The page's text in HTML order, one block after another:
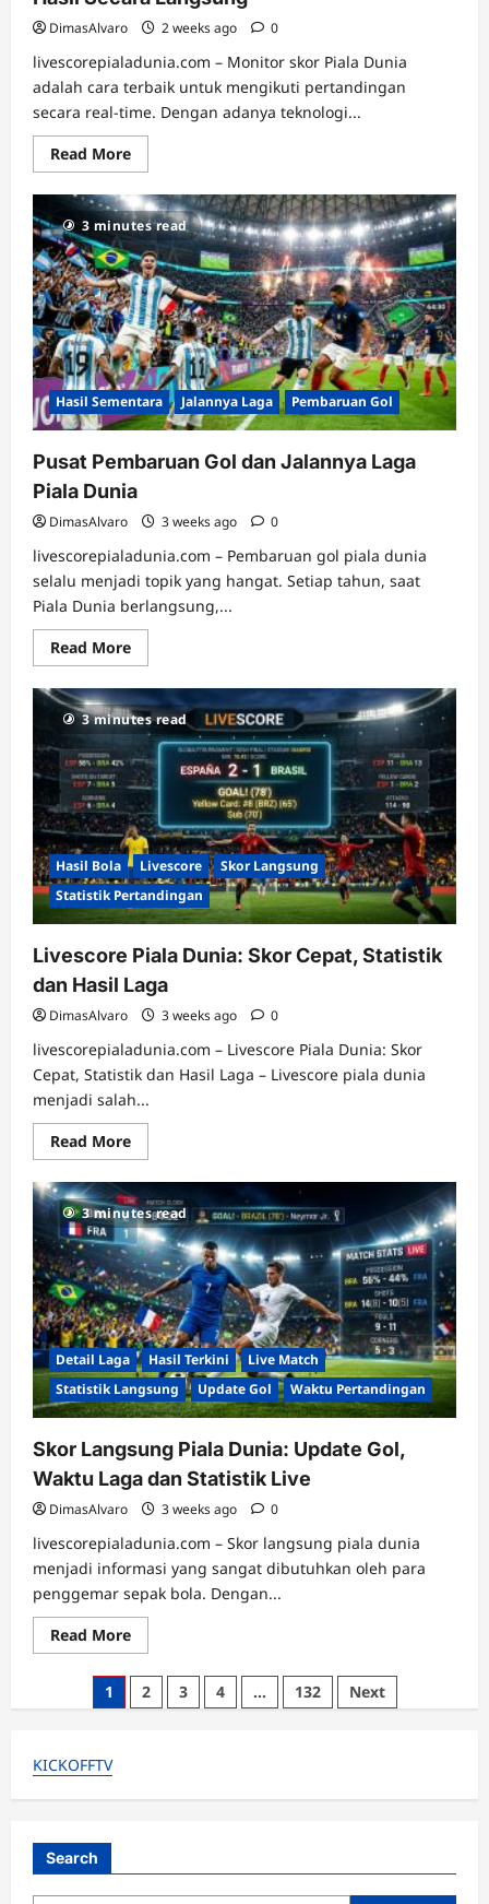
DimasAlvaro 2 weeks ago 0
livescorepialadunia.com – Monitor skor Piala Dunia
adalah cara terbaik untuk mengikuti pertandingan
secara real-time. Dengan adanya teknologi...
Read MoreRead
more
Monitor
Skor
Piala
Dunia
dan
Perubahan
Hasil
Secara
Langsung
3 minutes read
Hasil Sementara Jalannya Laga Pembaruan Gol
Pusat Pembaruan Gol dan Jalannya Laga
Piala Dunia
DimasAlvaro 3 weeks ago 0
livescorepialadunia.com – Pembaruan gol piala dunia
selalu menjadi topik yang hangat. Setiap tahun, saat
Piala Dunia berlangsung,...
Read MoreRead
more
Pusat
Pembaruan
Gol
dan
Jalannya
Laga
Piala
Dunia
3 minutes read
Hasil Bola Livescore
Skor Langsung
Statistik Pertandingan
Livescore Piala Dunia: Skor Cepat, Statistik
dan Hasil Laga
DimasAlvaro 3 weeks ago 0
livescorepialadunia.com – Livescore Piala Dunia: Skor
Cepat, Statistik dan Hasil Laga – Livescore piala dunia
menjadi salah...
Read MoreRead
more
Livescore
Piala
Dunia:
Skor
Cepat,
Statistik
dan
Hasil
Laga
3 minutes read
Detail Laga Hasil Terkini
Live Match
Statistik Langsung
Update Gol Waktu Pertandingan
Skor Langsung Piala Dunia: Update Gol,
Waktu Laga dan Statistik Live
DimasAlvaro 3 weeks ago 0
livescorepialadunia.com – Skor langsung piala dunia
menjadi informasi yang sangat dibutuhkan oleh para
penggemar sepak bola. Dengan...
Read MoreRead
more
Skor
Langsung
Piala
dan
1 2 3 4 … 132 Next
KICKOFFTV
Search